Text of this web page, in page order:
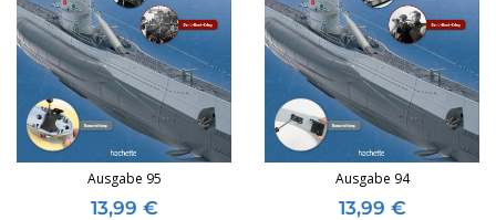
Ausgabe 95
13,99 €
Ausgabe 94
13,99 €